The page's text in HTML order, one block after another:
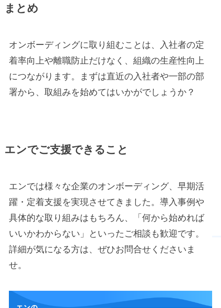
まとめ
オンボーディングに取り組むことは、入社者の定
着率向上や離職防止だけなく、組織の生産性向上
につながります。まずは直近の入社者や一部の部
署から、取組みを始めてはいかがでしょうか？
エンでご支援できること
エンでは様々な企業のオンボーディング、早期活
躍・定着支援を実現させてきました。導入事例や
具体的な取り組みはもちろん、「何から始めれば
いいかわからない」といったご相談も歓迎です。
詳細が気になる方は、ぜひお問合せくださいま
せ。